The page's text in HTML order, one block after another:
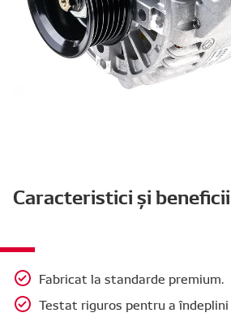
Caracteristici și beneficii
Fabricat la standarde premium.
Testat riguros pentru a